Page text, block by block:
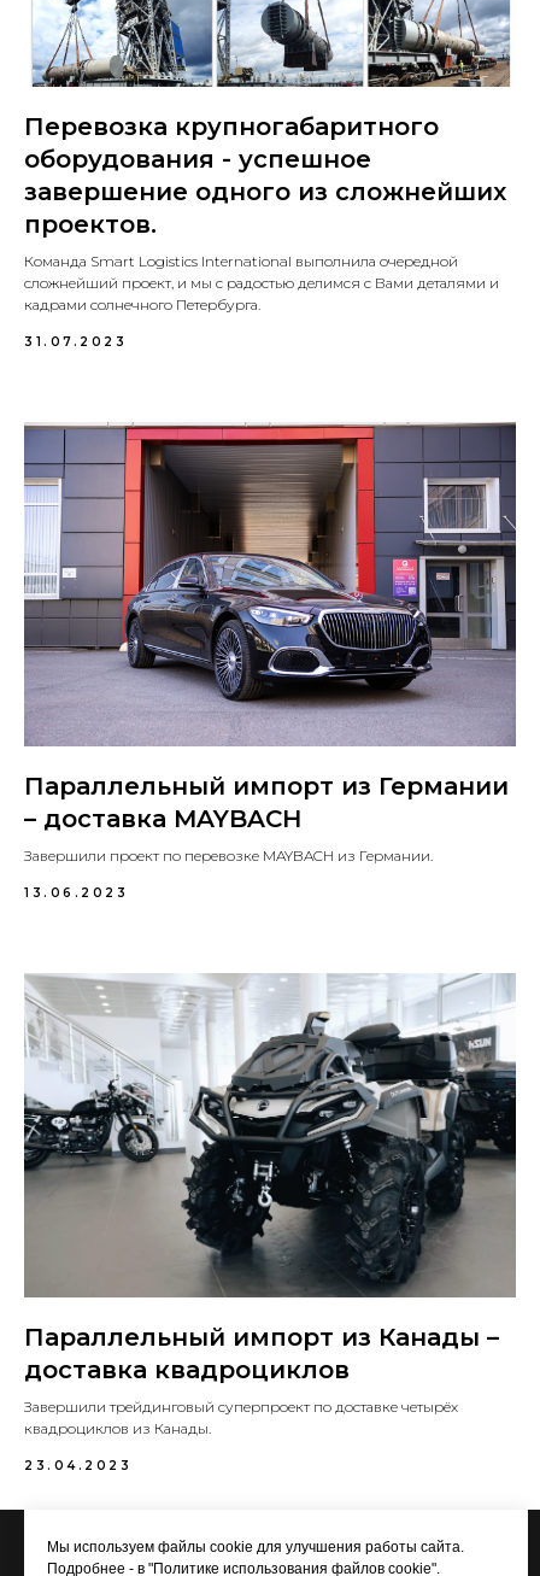
Мы используем файлы cookie для улучшения работы сайта.
Подробнее - в "Политике использования файлов cookie"
Перевозка крупногабаритного
оборудования - успешное
завершение одного из сложнейших
проектов.
Команда Smart Logistics International выполнила очередной
сложнейший проект, и мы с радостью делимся с Вами деталями и
кадрами солнечного Петербурга.
31.07.2023
Параллельный импорт из Германии
– доставка MAYBACH
Завершили проект по перевозке MAYBACH из Германии.
13.06.2023
Параллельный импорт из Канады –
доставка квадроциклов
Завершили трейдинговый суперпроект по доставке четырёх
квадроциклов из Канады.
23.04.2023